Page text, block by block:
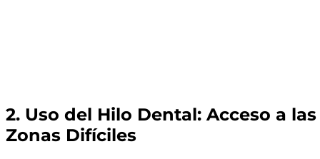
2. Uso del Hilo Dental: Acceso a las
Zonas Difíciles